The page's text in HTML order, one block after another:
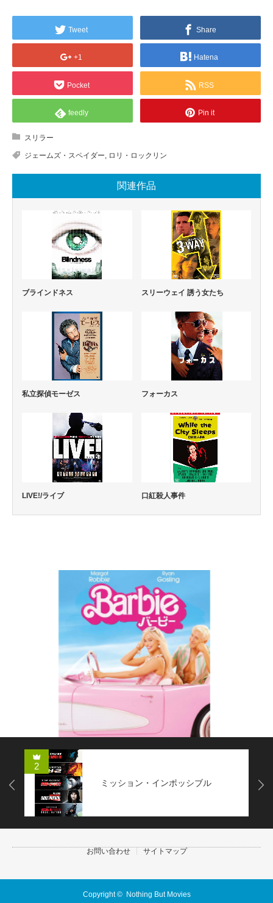
Tweet Share
+1 Hatena
Pocket RSS
feedly Pin it
スリラー
ジェームズ・スペイダー ロリ・ロックリン
関連作品
ブラインドネス スリーウェイ 誘う女たち
私立探偵モーゼス フォーカス
LIVE!/ライブ 口紅殺人事件
2
ミッション・インポッシブル
Next
お問い合わせ サイトマップ
Copyright © Nothing But Movies